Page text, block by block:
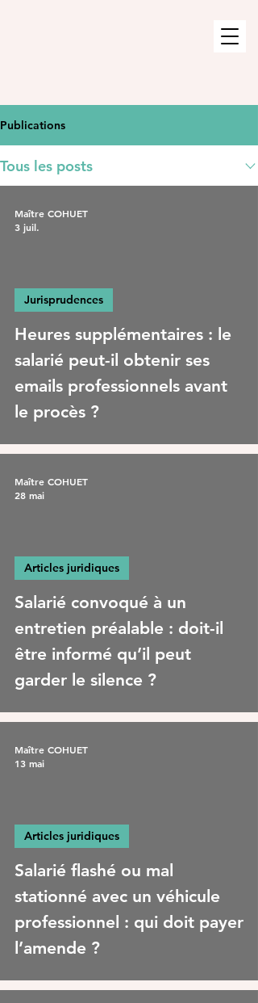
Publications
Tous les posts
Heures supplémentaires : le
salarié peut-il obtenir ses
emails professionnels avant
le procès ?
Jurisprudences
Maître COHUET
3 juil.
Salarié convoqué à un
entretien préalable : doit-il
être informé qu’il peut
garder le silence ?
Articles juridiques
Maître COHUET
28 mai
Salarié flashé ou mal
stationné avec un véhicule
professionnel : qui doit payer
l’amende ?
Articles juridiques
Maître COHUET
13 mai